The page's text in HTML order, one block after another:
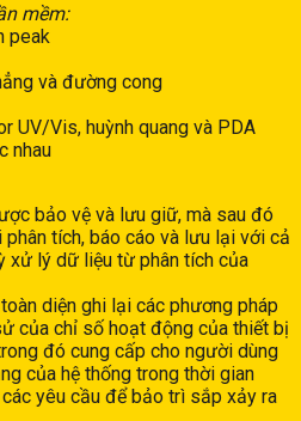
mềm:
peak
và đường cong
UV/Vis, huỳnh quang và PDA
nhau
bảo vệ và lưu giữ, mà sau đó
tích, báo cáo và lưu lại với cả
xử lý dữ liệu từ phân tích của
diện ghi lại các phương pháp
của chỉ số hoạt động của thiết bị
đó cung cấp cho người dùng
của hệ thống trong thời gian
yêu cầu để bảo trì sắp xảy ra